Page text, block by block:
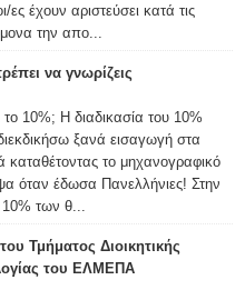
ες έχουν αριστεύσει κατά τις
την απο...
να γνωρίζεις
το 10%; Η διαδικασία του 10%
ξανά εισαγωγή στα
το μηχανογραφικό
όταν έδωσα Πανελλήνιες! Στην
των θ...
Τμήματος Διοικητικής
του ΕΛΜΕΠΑ